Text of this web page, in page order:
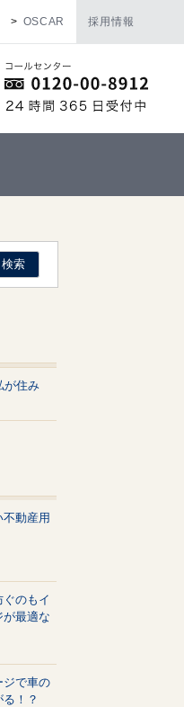
OSCAR 採用情報
が住み
動産用
のもイ
が最適な
ジで車の
！？